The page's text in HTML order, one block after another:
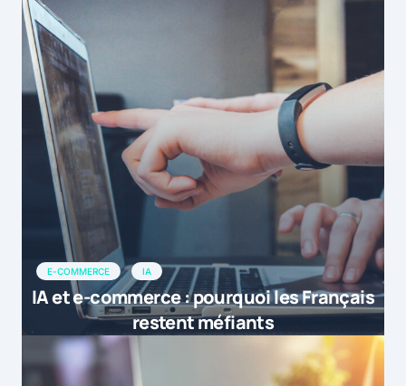
E-COMMERCE IA
IA et e-commerce : pourquoi les Français
restent méfiants